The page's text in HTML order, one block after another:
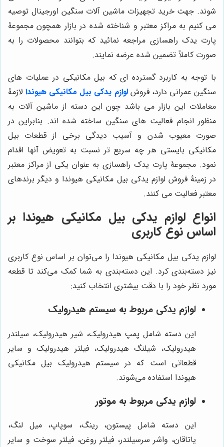
شوند. جهت خرید تجهیزات ماشین آلات سنگین اورجینال توصیه
می کنیم به مراکز معتبر و شناخته شده در بازار همچون مجموعۀ
پارت یدک راهسازی مراجعه نمائید که بتوانند محصولات را به
صورت کاملاً تضمین شده عرضه نمایند.
با توجه به کاربرد گسترده ای که بیل مکانیکی در عملیات های
سنگین عمرانی دارد، فروش لوازم یدکی بیل مکانیکی هیوندالازمۀ
معاملات این بازار می باشد چون این دسته از ماشین آلات به
منظور انجام فعالیت های سنگین ساخته شده اند. بنابراین در
صورت معیوب شدن و آسیب دیدگی برخی از قطعات بیل
مکانیکی بایستی هر چه سریع تر نسبت به تعویض آنها اقدام
نمود. مجموعۀ پارت یدک راهسازی به عنوان یکی از مراکز معتبر
در زمینۀ فروش لوازم یدکی بیل مکانیکی هیوندا و دیگر برندهای
معتبر فعالیت می کنند.
انواع لوازم یدکی بیل مکانیکی هیوندا بر
اساس نوع کاربری
لوازم یدکی بیل مکانیکی هیوندا را می‌توان بر اساس نوع کاربری
نیز دسته‌بندی کرد. این دسته‌بندی به شما کمک می‌کند تا قطعه
مورد نظر خود را با دقت بیشتری انتخاب کنید:
لوازم یدکی مربوط به سیستم هیدرولیک
این دسته شامل پمپ هیدرولیک، شیر هیدرولیک، سیلندر
هیدرولیک، شیلنگ هیدرولیک، فیلتر هیدرولیک و سایر
قطعاتی است که در سیستم هیدرولیک بیل مکانیکی
هیوندا استفاده می‌شوند.
لوازم یدکی مربوط به موتور
این دسته شامل پیستون، رینگ، سوپاپ، میل لنگ،
یاتاقان، واشر سرسیلندر، فیلتر روغن، فیلتر سوخت و سایر